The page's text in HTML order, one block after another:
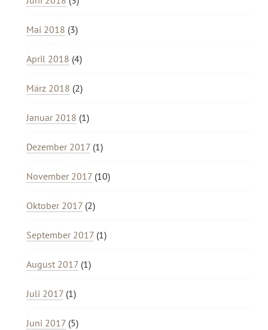
Mai 2018 (3)
April 2018 (4)
März 2018 (2)
Januar 2018 (1)
Dezember 2017 (1)
November 2017 (10)
Oktober 2017 (2)
September 2017 (1)
August 2017 (1)
Juli 2017 (1)
Juni 2017 (5)